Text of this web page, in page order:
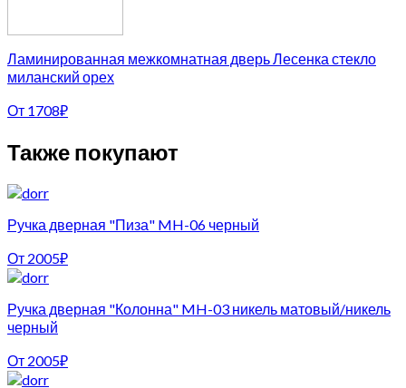
Ламинированная межкомнатная дверь Лесенка стекло
миланский орех
От 1708₽
Также покупают
Ручка дверная "Пиза" MH-06 черный
От 2005₽
Ручка дверная "Колонна" MH-03 никель матовый/никель
черный
От 2005₽